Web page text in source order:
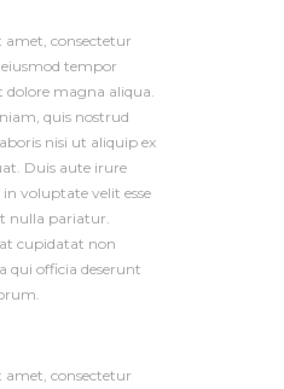
amet, consectetur
eiusmod tempor
magna aliqua.
quis nostrud
nisi ut aliquip ex
Duis aute irure
voluptate velit esse
nulla pariatur.
cupidatat non
qui officia deserunt
amet, consectetur